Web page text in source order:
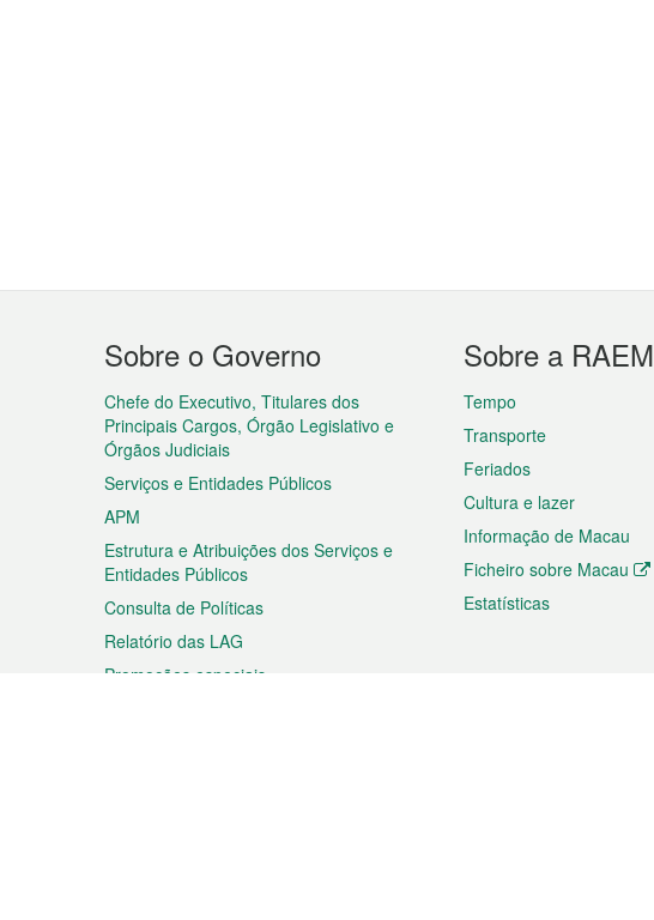
Menu
do
rodapé
Sobre o Governo
Chefe do Executivo, Titulares dos
Principais Cargos, Órgão Legislativo e
Órgãos Judiciais
Serviços e Entidades Públicos
APM
Estrutura e Atribuições dos Serviços e
Entidades Públicos
Consulta de Políticas
Relatório das LAG
Promoções especiais
Sobre a RAEM
Tempo
Transporte
Feriados
Cultura e lazer
Informação de Macau
Ficheiro sobre Macau
Estatísticas